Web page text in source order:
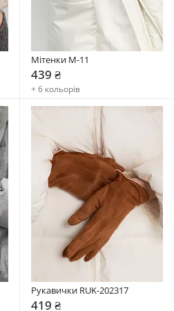
Мітенки M-11
439 ₴
+ 6 кольорів
Рукавички RUK-202317
419 ₴